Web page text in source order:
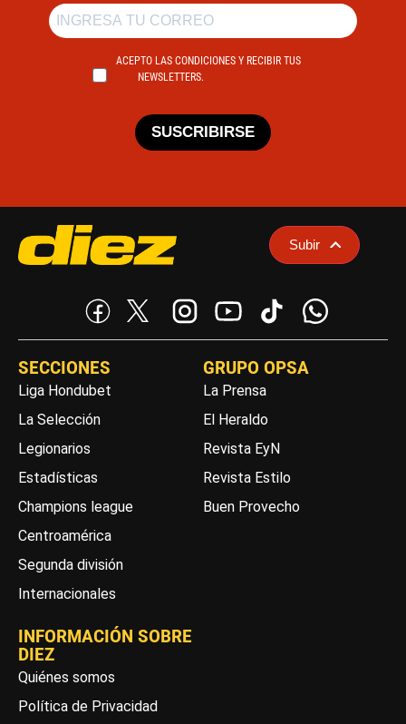
ACEPTO LAS CONDICIONES Y RECIBIR TUS
NEWSLETTERS.
SUSCRIBIRSE
Subir
SECCIONES
Liga Hondubet
La Selección
Legionarios
Estadísticas
Champions league
Centroamérica
Segunda división
Internacionales
GRUPO OPSA
La Prensa
El Heraldo
Revista EyN
Revista Estilo
Buen Provecho
INFORMACIÓN SOBRE
DIEZ
Quiénes somos
Política de Privacidad